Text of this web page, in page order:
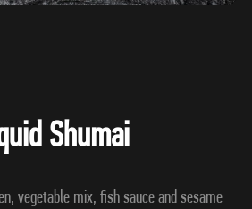
Shumai
vegetable mix, fish sauce and sesame